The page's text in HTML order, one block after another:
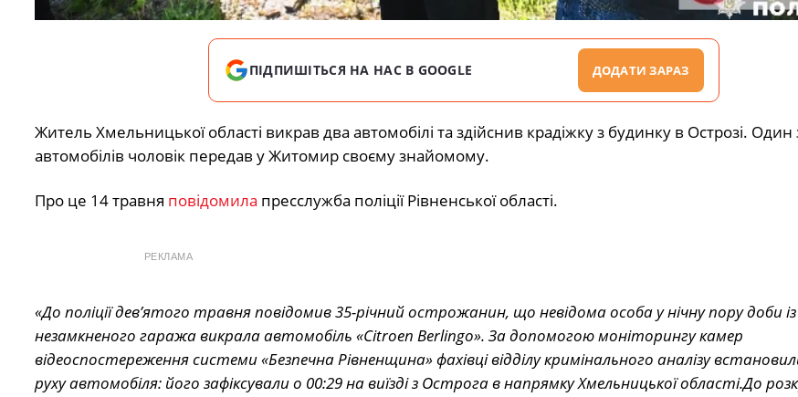
ПІДПИШІТЬСЯ НА НАС В GOOGLE ДОДАТИ ЗАРАЗ
Житель Хмельницької області викрав два автомобілі та здійснив крадіжку з будинку в Острозі. Один
автомобілів чоловік передав у Житомир своєму знайомому.
Про це 14 травня повідомила пресслужба поліції Рівненської області.
РЕКЛАМА
«До поліції дев’ятого травня повідомив 35-річний острожанин, що невідома особа у нічну пору доби із
незамкненого гаража викрала автомобіль «Citroen Berlingo». За допомогою моніторингу камер
відеоспостереження системи «Безпечна Рівненщина» фахівці відділу кримінального аналізу
руху автомобіля: його зафіксували о 00:29 на виїзді з Острога в напрямку Хмельницької області.До